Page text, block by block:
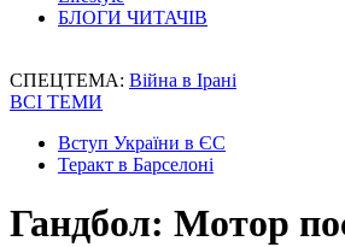
БЛОГИ ЧИТАЧІВ
СПЕЦТЕМА: Війна в Ірані
ВСІ ТЕМИ
Вступ України в ЄС
Теракт в Барселоні
Гандбол: Мотор